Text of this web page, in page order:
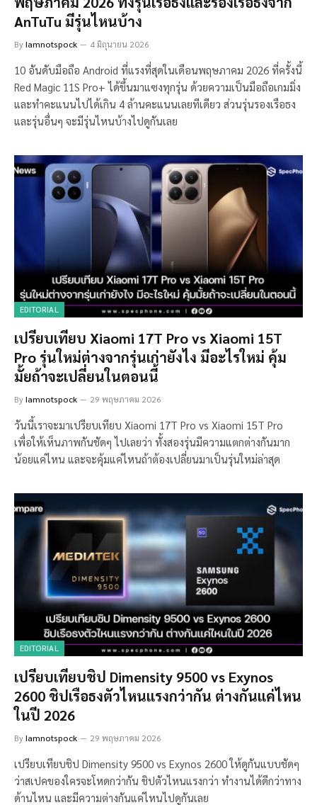
AnTuTu มีรุ่นไหนบ้าง
ByIamnotspock 4 มิถุนายน 2026
10 อันดับมือถือ Android ที่แรงที่สุดในเดือนพฤษภาคม 2026 ที่ครั้งนี้
Red Magic 11S Pro+ ได้ขึ้นมาแซงทุกรุ่น ด้วยความเป็นมือถือเกมมิ่ง
และทำคะแนนไปได้เกิน 4 ล้านคะแนนเลยทีเดียว ส่วนรุ่นรองเรือธง
และรุ่นอื่นๆ จะมีรุ่นไหนบ้างไปดูกันเลย
EDITORIAL
เปรียบเทียบ Xiaomi 17T Pro vs Xiaomi 15T
Pro รุ่นใหม่ต่างจากรุ่นเก่ายังไง มีอะไรใหม่ คุ้ม
มั้ยถ้าจะเปลี่ยนในตอนนี้
ByIamnotspock 29 พฤษภาคม 2026
วันนี้เราจะมาเปรียบเทียบ Xiaomi 17T Pro vs Xiaomi 15T Pro
เพื่อให้เห็นภาพกันชัดๆ ไปเลยว่า ทั้งสองรุ่นมีความแตกต่างกันมาก
น้อยแค่ไหน และจะคุ้มแค่ไหนถ้าต้องเปลี่ยนมาเป็นรุ่นใหม่ล่าสุด
EDITORIAL
เปรียบเทียบชิป Dimensity 9500 vs Exynos
2600 ชิปเรือธงตัวไหนแรงกว่ากัน ต่างกันแค่ไหน
ในปี 2026
ByIamnotspock 29 พฤษภาคม 2026
เปรียบเทียบชิป Dimensity 9500 vs Exynos 2600 ให้ดูกันแบบชัดๆ
ว่าสเปคของใครจะโหดกว่ากัน ชิปตัวไหนแรงกว่า ทำงานได้ดีกว่าทาง
ด้านไหน และมีความต่างกันแค่ไหนไปดูกันเลย